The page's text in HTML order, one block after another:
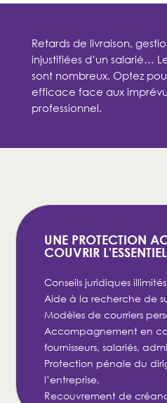
Retards de livraison,
injustifiées d’un salarié…
sont nombreux. Optez
efficace face aux
professionnel.
UNE PROTECTION
COUVRIR
Conseils juridiques
Aide à la recherche de
Modèles de courriers
Accompagnement en
fournisseurs, salariés,
Protection pénale du
l’entreprise,
Recouvrement de